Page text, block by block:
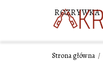
ROZRYWKA
Strona główna /